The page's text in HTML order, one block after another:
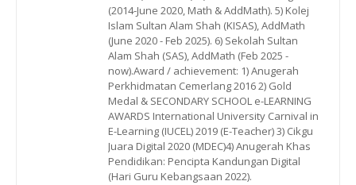
(2014-June 2020, Math & AddMath). 5) Kolej
Islam Sultan Alam Shah (KISAS), AddMath
(June 2020 - Feb 2025). 6) Sekolah Sultan
Alam Shah (SAS), AddMath (Feb 2025 -
now).Award / achievement: 1) Anugerah
Perkhidmatan Cemerlang 2016 2) Gold
Medal & SECONDARY SCHOOL e-LEARNING
AWARDS International University Carnival in
E-Learning (IUCEL) 2019 (E-Teacher) 3) Cikgu
Juara Digital 2020 (MDEC)4) Anugerah Khas
Pendidikan: Pencipta Kandungan Digital
(Hari Guru Kebangsaan 2022).